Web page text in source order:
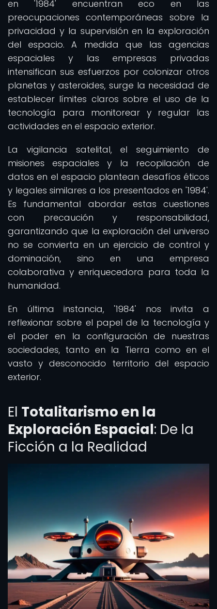
en '1984' encuentran eco en las
preocupaciones contemporáneas sobre la
privacidad y la supervisión en la exploración
del espacio. A medida que las agencias
espaciales y las empresas privadas
intensifican sus esfuerzos por colonizar otros
planetas y asteroides, surge la necesidad de
establecer límites claros sobre el uso de la
tecnología para monitorear y regular las
actividades en el espacio exterior.
La vigilancia satelital, el seguimiento de
misiones espaciales y la recopilación de
datos en el espacio plantean desafíos éticos
y legales similares a los presentados en '1984'.
Es fundamental abordar estas cuestiones
con precaución y responsabilidad,
garantizando que la exploración del universo
no se convierta en un ejercicio de control y
dominación, sino en una empresa
colaborativa y enriquecedora para toda la
humanidad.
En última instancia, '1984' nos invita a
reflexionar sobre el papel de la tecnología y
el poder en la configuración de nuestras
sociedades, tanto en la Tierra como en el
vasto y desconocido territorio del espacio
exterior.
El Totalitarismo en la
Exploración Espacial: De la
Ficción a la Realidad